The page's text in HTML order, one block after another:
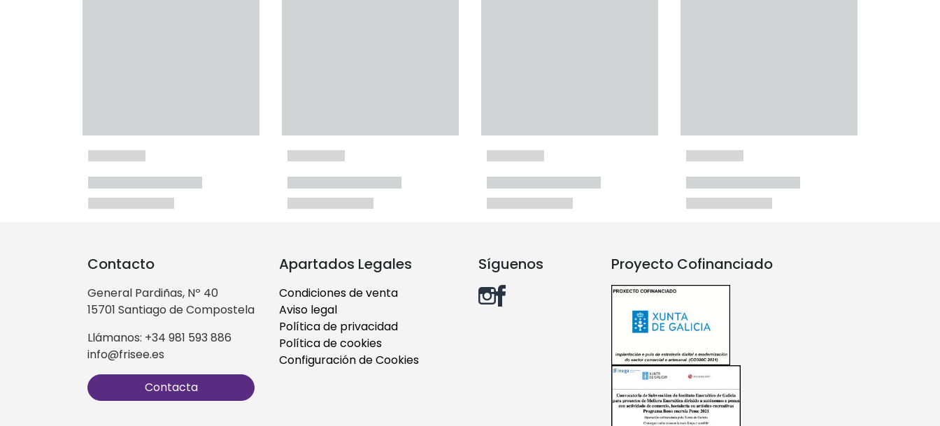
Contacto
General Pardiñas, Nº 40
15701 Santiago de Compostela
Llámanos: +34 981 593 886
info@frisee.es
Contacta
Apartados Legales
Condiciones de venta
Aviso legal
Política de privacidad
Política de cookies
Configuración de Cookies
Síguenos Proyecto Cofinanciado